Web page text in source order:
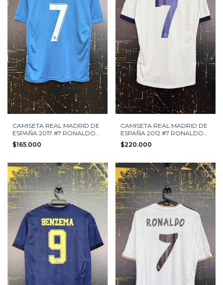
CAMISETA REAL MADRID DE
ESPAÑA 2017 #7 RONALDO
ADIDAS TALLA L NIÑO
$165.000
CAMISETA REAL MADRID DE
ESPAÑA 2012 #7 RONALDO
ADIDAS TALLA S
$220.000